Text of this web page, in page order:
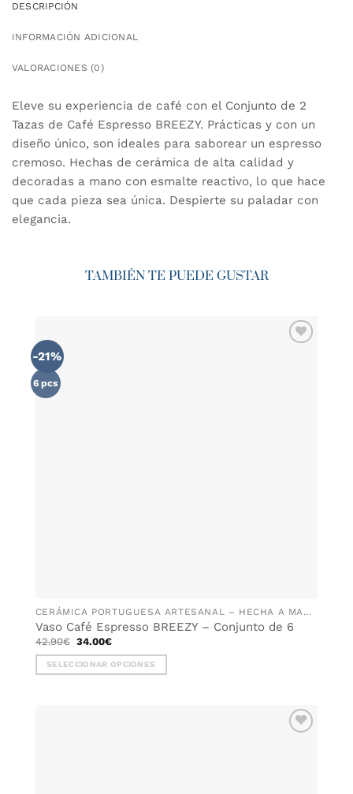
DESCRIPCIÓN
INFORMACIÓN ADICIONAL
VALORACIONES (0)
Eleve su experiencia de café con el Conjunto de 2
Tazas de Café Espresso BREEZY. Prácticas y con un
diseño único, son ideales para saborear un espresso
cremoso. Hechas de cerámica de alta calidad y
decoradas a mano con esmalte reactivo, lo que hace
que cada pieza sea única. Despierte su paladar con
elegancia.
TAMBIÉN TE PUEDE GUSTAR
-21%
6 pcs
CERÁMICA PORTUGUESA ARTESANAL – HECHA A MANO EN PORTUGAL
Vaso Café Espresso BREEZY – Conjunto de 6
42.90€ El
original
era:
42.90€.
34.00€El
actual
es:
34.00€.
SELECCIONAR OPCIONES